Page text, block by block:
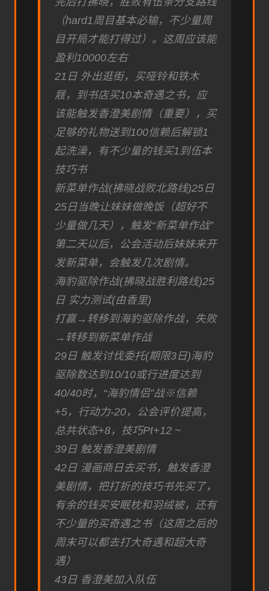
（hard1周目基本必输，不少量周
目开局才能打得过）。这周应该能
盈利10000左右
21日 外出逛街，买哑铃和铁木
屐，到书店买10本奇遇之书，应
该能触发香澄美剧情（重要），买
足够的礼物送到100信赖后解锁1
起洗澡，有不少量的钱买1到伍本
技巧书
新菜单作战(拂晓战败北路线)25日
25日当晚让妹妹做晚饭（超好不
少量做几天），触发“新菜单作战”
第二天以后，公会活动后妹妹来开
发新菜单，会触发几次剧情。
海豹驱除作战(拂晓战胜利路线)25
日 实力测试(由香里)
打赢→转移到海豹驱除作战，失败
→转移到新菜单作战
29日 触发讨伐委托(期限3日)海豹
驱除数达到10/10或行进度达到
40/40时，“海豹情侣”战※信赖
+5，行动力-20，公会评价提高，
总共状态+8，技巧Pt+12 ~
39日 触发香澄美剧情
42日 漫画商日去买书，触发香澄
美剧情，把打折的技巧书先买了，
有余的钱买安眠枕和羽绒被，还有
不少量的买奇遇之书（这周之后的
周末可以都去打大奇遇和超大奇
遇）
43日 香澄美加入队伍